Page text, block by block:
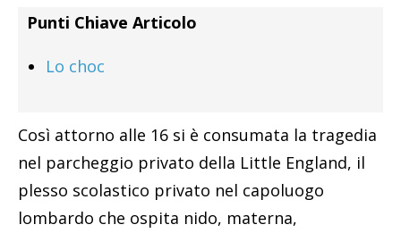
Punti Chiave Articolo
Lo choc
Così attorno alle 16 si è consumata la tragedia
nel parcheggio privato della Little England, il
plesso scolastico privato nel capoluogo
lombardo che ospita nido, materna,